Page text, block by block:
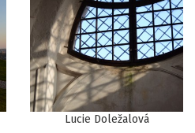
Lucie Doležalová